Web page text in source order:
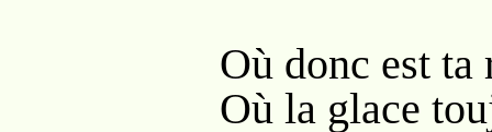
Où donc est
Où la glace